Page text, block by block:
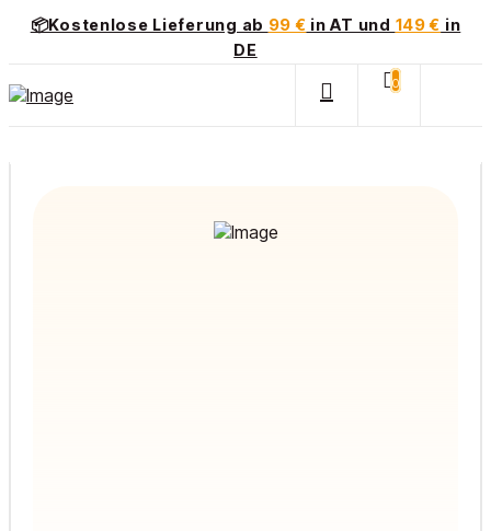
📦Kostenlose Lieferung ab 99 € in AT und 149 € in
DE
0